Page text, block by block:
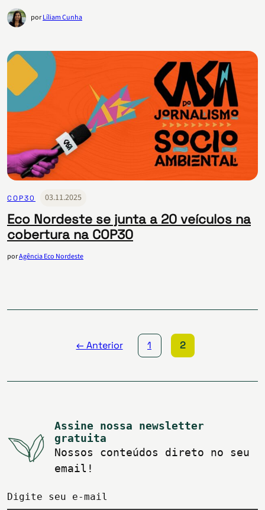
porLíliam Cunha
COP30 03.11.2025
Eco Nordeste se junta a 20 veículos na
cobertura na COP30
porAgência Eco Nordeste
de
← Anterior 1 2
Assine nossa newsletter
gratuita
Nossos conteúdos direto no seu
email!
Digite seu e-mail